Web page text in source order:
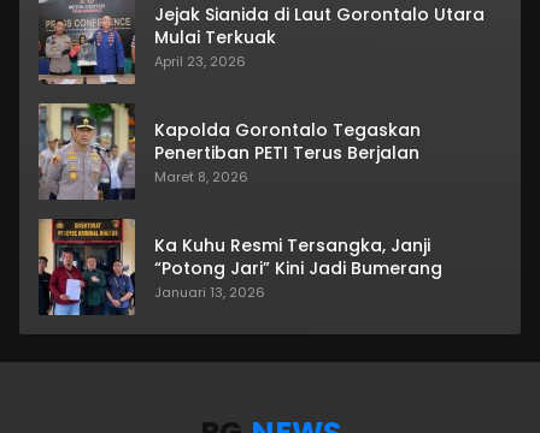
Jejak Sianida di Laut Gorontalo Utara
Mulai Terkuak
April 23, 2026
Kapolda Gorontalo Tegaskan
Penertiban PETI Terus Berjalan
Maret 8, 2026
Ka Kuhu Resmi Tersangka, Janji
“Potong Jari” Kini Jadi Bumerang
Januari 13, 2026